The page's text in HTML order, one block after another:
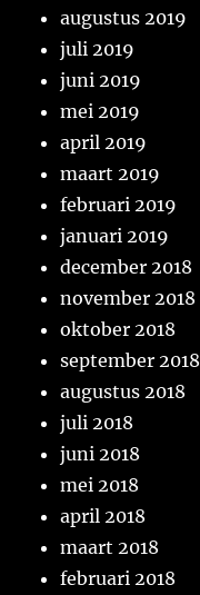
augustus 2019
juli 2019
juni 2019
mei 2019
april 2019
maart 2019
februari 2019
januari 2019
december 2018
november 2018
oktober 2018
september 2018
augustus 2018
juli 2018
juni 2018
mei 2018
april 2018
maart 2018
februari 2018